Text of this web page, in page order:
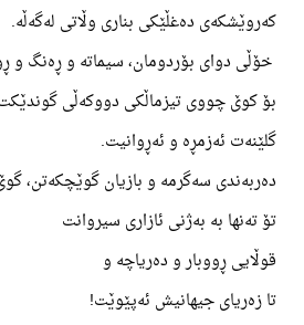
کەروێشکەی دەغڵێکی بناری وڵاتی لەگەڵە.
خۆڵی دوای بۆردومان، سیماتە و ڕەنگ و
بۆ کوێ چووی تیزماڵکی دووکەڵی
گلێنەت ئەزمڕە و ئەڕوانیت.
دەربەندی سەگرمە و بازیان گوێچکەتن،
تۆ تەنها بە بەژنی ئازاری سیروانت
قوڵایی ڕووبار و دەریاچە و
تا زەریای جیهانیش ئەپێوێت!